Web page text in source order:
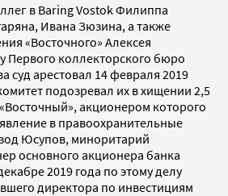
в Baring Vostok Филиппа
Ивана Зюзина, а также
«Восточного» Алексея
Первого коллекторского бюро
суд арестовал 14 февраля 2019
подозревал их в хищении 2,5
акционером которого
в правоохранительные
Юсупов, миноритарий
основного акционера банка
2019 года по этому делу
директора по инвестициям